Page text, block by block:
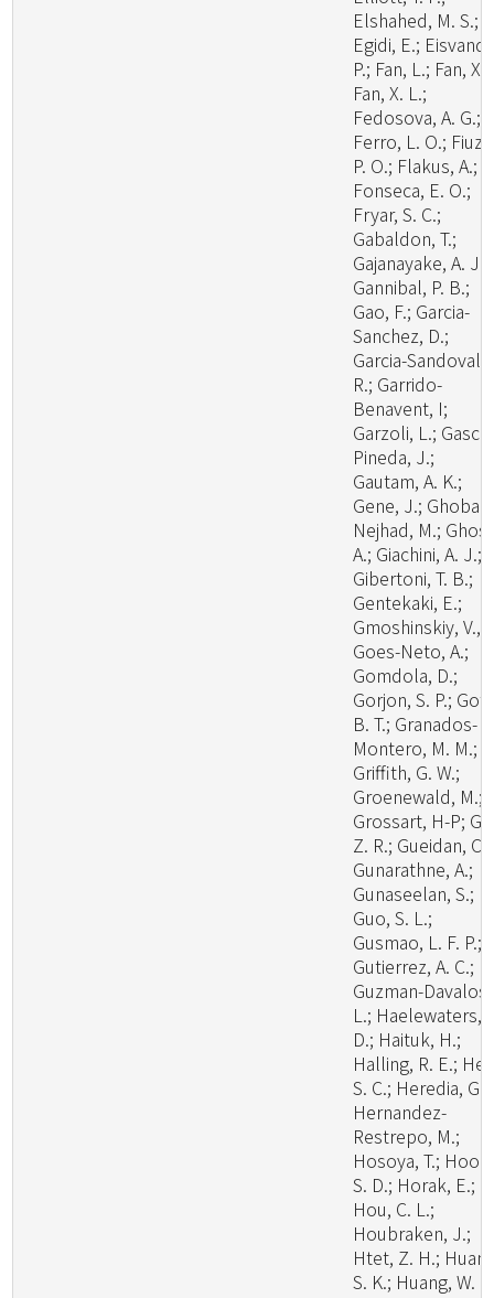
Elshahed, M. S.;
Egidi, E.; Eisvand,
P.; Fan, L.; Fan, X.;
Fan, X. L.;
Fedosova, A. G.;
Ferro, L. O.;
P. O.; Flakus, A.;
Fonseca, E. O.;
Fryar, S. C.;
Gabaldon, T.;
Gajanayake, A. J.;
Gannibal, P. B.;
Gao, F.; Garcia-
Sanchez, D.;
Garcia-Sandoval,
R.; Garrido-
Benavent, I;
Garzoli, L.; Gasca-
Pineda, J.;
Gautam, A. K.;
Gene, J.;
Nejhad, M.;
A.; Giachini, A. J.;
Gibertoni, T. B.;
Gentekaki, E.;
Gmoshinskiy, V.,
Goes-Neto, A.;
Gomdola, D.;
Gorjon, S. P.;
B. T.; Granados-
Montero, M. M.;
Griffith, G. W.;
Groenewald, M.;
Grossart, H-P;
Z. R.; Gueidan, C.;
Gunarathne, A.;
Gunaseelan, S.;
Guo, S. L.;
Gusmao, L. F. P.;
Gutierrez, A. C.;
Guzman-Davalos,
L.; Haelewaters,
D.; Haituk, H.;
Halling, R. E.; He,
S. C.; Heredia, G.;
Hernandez-
Restrepo, M.;
Hosoya, T.; Hoog,
S. D.; Horak, E.;
Hou, C. L.;
Houbraken, J.;
Htet, Z. H.;
S. K.; Huang, W.